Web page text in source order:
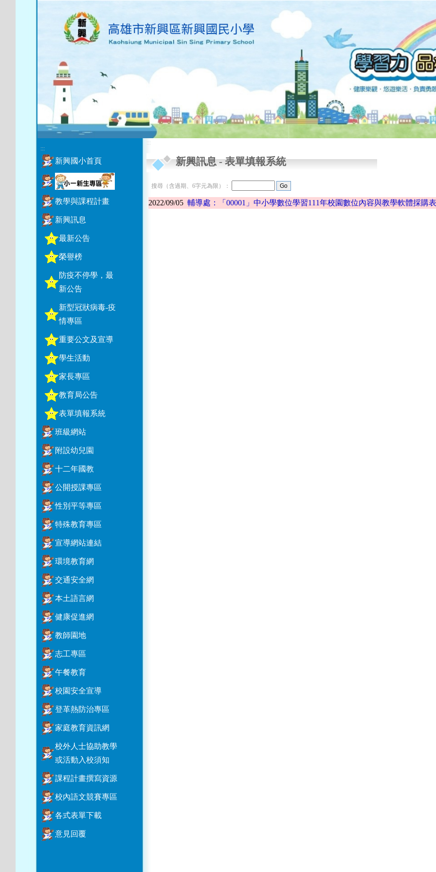
:::
新興國小首頁
教學與課程計畫
新興訊息
最新公告
榮譽榜
防疫不停學，最
新公告
新型冠狀病毒-疫
情專區
重要公文及宣導
學生活動
家長專區
教育局公告
表單填報系統
班級網站
附設幼兒園
十二年國教
公開授課專區
性別平等專區
特殊教育專區
宣導網站連結
環境教育網
交通安全網
本土語言網
健康促進網
教師園地
志工專區
午餐教育
校園安全宣導
登革熱防治專區
家庭教育資訊網
校外人士協助教學
或活動入校須知
課程計畫撰寫資源
校內語文競賽專區
各式表單下載
意見回覆
:::
新興訊息-表單填報系統
搜尋（含過期、6字元為限）：
2022/09/05 輔導處：「00001」中小學數位學習111年校園數位內容與教學軟體採購